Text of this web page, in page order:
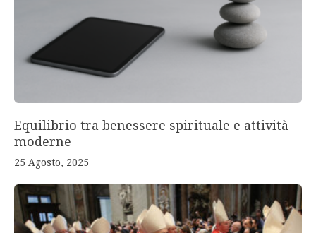
Equilibrio tra benessere spirituale e attività
moderne
25 Agosto, 2025